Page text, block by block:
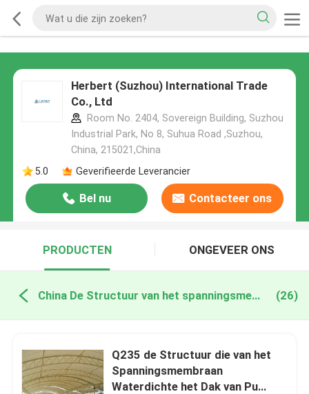
Herbert (Suzhou) International Trade
Co., Ltd
Room No. 2404, Sovereign Building, Suzhou
Industrial Park, No 8, Suhua Road ,Suzhou,
China, 215021,China
5.0
Geverifieerde Leverancier
Bel nu Contacteer ons
PRODUCTEN ONGEVEER ONS
China De Structuur van het spanningsmembraan (26)
Q235 de Structuur die van het
Spanningsmembraan
Waterdichte het Dak van Pu